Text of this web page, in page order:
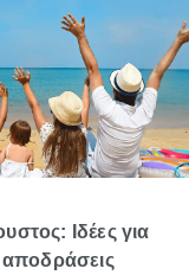
Ιδέες για
αποδράσεις